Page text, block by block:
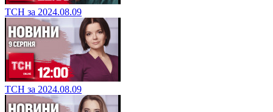
ТСН за 2024.08.09
ТСН за 2024.08.09